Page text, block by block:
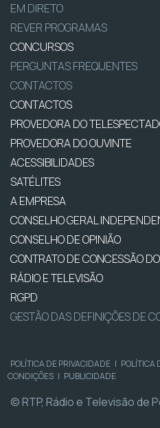
EM DIRETO
REVER PROGRAMAS
CONCURSOS
PERGUNTAS FREQUENTES
CONTACTOS
CONTACTOS
PROVEDORA DO
PROVEDORA DO OUVINTE
ACESSIBILIDADES
SATÉLITES
A EMPRESA
CONSELHO GERAL
CONSELHO DE OPINIÃO
CONTRATO DE CONCESSÃO
RÁDIO E TELEVISÃO
RGPD
GESTÃO DAS DEFINIÇÕES DE
POLÍTICA DE PRIVACIDADE | POLÍTICA
CONDIÇÕES | PUBLICIDADE
© RTP, Rádio e Televisão de